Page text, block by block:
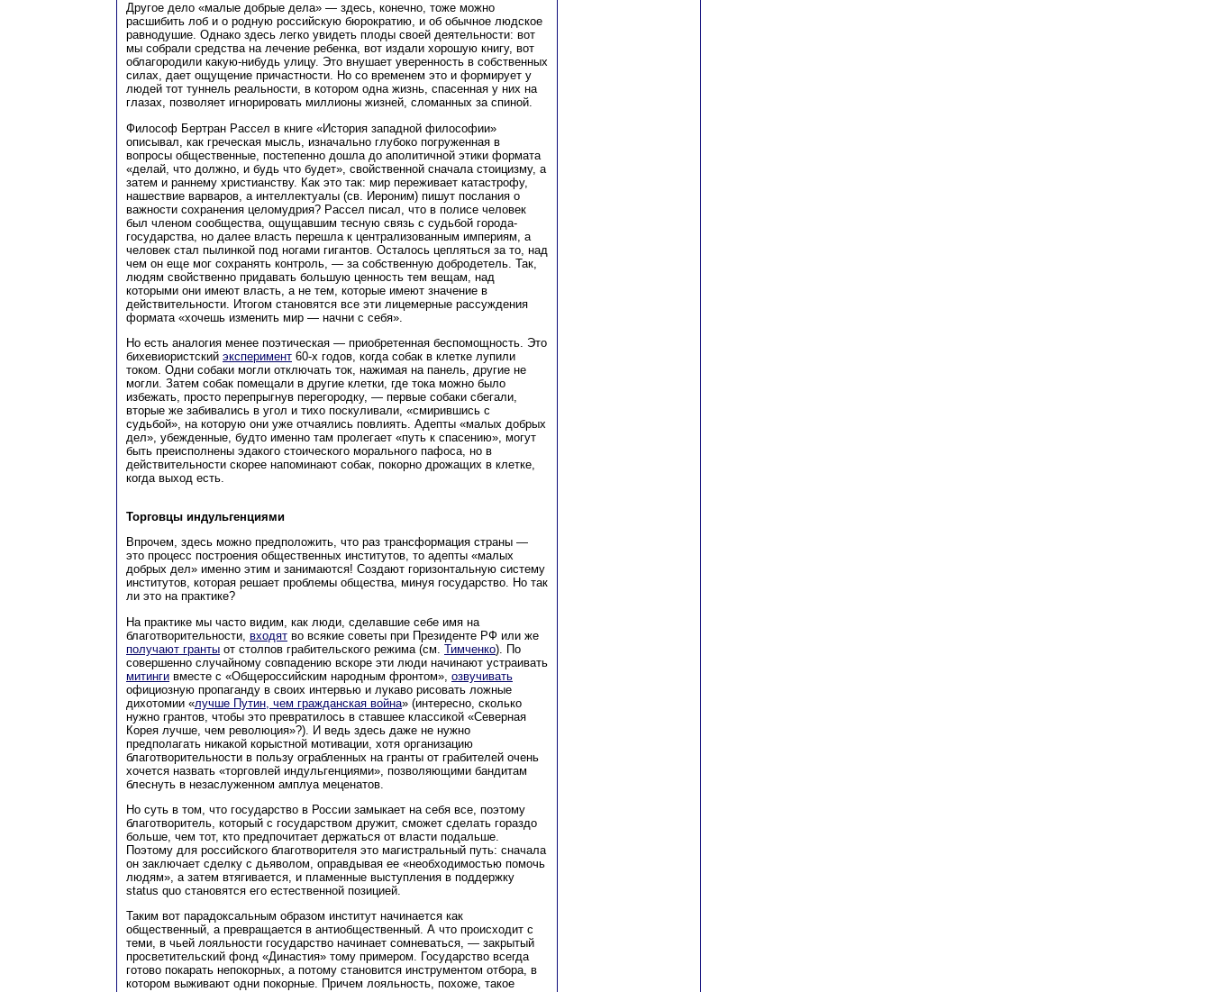
Другое дело «малые добрые дела» — здесь, конечно, тоже можно
расшибить лоб и о родную российскую бюрократию, и об обычное людское
равнодушие. Однако здесь легко увидеть плоды своей деятельности: вот
мы собрали средства на лечение ребенка, вот издали хорошую книгу, вот
облагородили какую-нибудь улицу. Это внушает уверенность в собственных
силах, дает ощущение причастности. Но со временем это и формирует у
людей тот туннель реальности, в котором одна жизнь, спасенная у них на
глазах, позволяет игнорировать миллионы жизней, сломанных за спиной.
Философ Бертран Рассел в книге «История западной философии»
описывал, как греческая мысль, изначально глубоко погруженная в
вопросы общественные, постепенно дошла до аполитичной этики формата
«делай, что должно, и будь что будет», свойственной сначала стоицизму, а
затем и раннему христианству. Как это так: мир переживает катастрофу,
нашествие варваров, а интеллектуалы (св. Иероним) пишут послания о
важности сохранения целомудрия? Рассел писал, что в полисе человек
был членом сообщества, ощущавшим тесную связь с судьбой города-
государства, но далее власть перешла к централизованным империям, а
человек стал пылинкой под ногами гигантов. Осталось цепляться за то, над
чем он еще мог сохранять контроль, — за собственную добродетель. Так,
людям свойственно придавать большую ценность тем вещам, над
которыми они имеют власть, а не тем, которые имеют значение в
действительности. Итогом становятся все эти лицемерные рассуждения
формата «хочешь изменить мир — начни с себя».
Но есть аналогия менее поэтическая — приобретенная беспомощность. Это
бихевиористский эксперимент 60-х годов, когда собак в клетке лупили
током. Одни собаки могли отключать ток, нажимая на панель, другие не
могли. Затем собак помещали в другие клетки, где тока можно было
избежать, просто перепрыгнув перегородку, — первые собаки сбегали,
вторые же забивались в угол и тихо поскуливали, «смирившись с
судьбой», на которую они уже отчаялись повлиять. Адепты «малых добрых
дел», убежденные, будто именно там пролегает «путь к спасению», могут
быть преисполнены эдакого стоического морального пафоса, но в
действительности скорее напоминают собак, покорно дрожащих в клетке,
когда выход есть.
Торговцы индульгенциями
Впрочем, здесь можно предположить, что раз трансформация страны —
это процесс построения общественных институтов, то адепты «малых
добрых дел» именно этим и занимаются! Создают горизонтальную систему
институтов, которая решает проблемы общества, минуя государство. Но так
ли это на практике?
На практике мы часто видим, как люди, сделавшие себе имя на
благотворительности, входят во всякие советы при Президенте РФ или же
получают гранты от столпов грабительского режима (см. Тимченко). По
совершенно случайному совпадению вскоре эти люди начинают устраивать
митинги вместе с «Общероссийским народным фронтом», озвучивать
официозную пропаганду в своих интервью и лукаво рисовать ложные
дихотомии «лучше Путин, чем гражданская война» (интересно, сколько
нужно грантов, чтобы это превратилось в ставшее классикой «Северная
Корея лучше, чем революция»?). И ведь здесь даже не нужно
предполагать никакой корыстной мотивации, хотя организацию
благотворительности в пользу ограбленных на гранты от грабителей очень
хочется назвать «торговлей индульгенциями», позволяющими бандитам
блеснуть в незаслуженном амплуа меценатов.
Но суть в том, что государство в России замыкает на себя все, поэтому
благотворитель, который с государством дружит, сможет сделать гораздо
больше, чем тот, кто предпочитает держаться от власти подальше.
Поэтому для российского благотворителя это магистральный путь: сначала
он заключает сделку с дьяволом, оправдывая ее «необходимостью помочь
людям», а затем втягивается, и пламенные выступления в поддержку
status quo становятся его естественной позицией.
Таким вот парадоксальным образом институт начинается как
общественный, а превращается в антиобщественный. А что происходит с
теми, в чьей лояльности государство начинает сомневаться, — закрытый
просветительский фонд «Династия» тому примером. Государство всегда
готово покарать непокорных, а потому становится инструментом отбора, в
котором выживают одни покорные. Причем лояльность, похоже, такое